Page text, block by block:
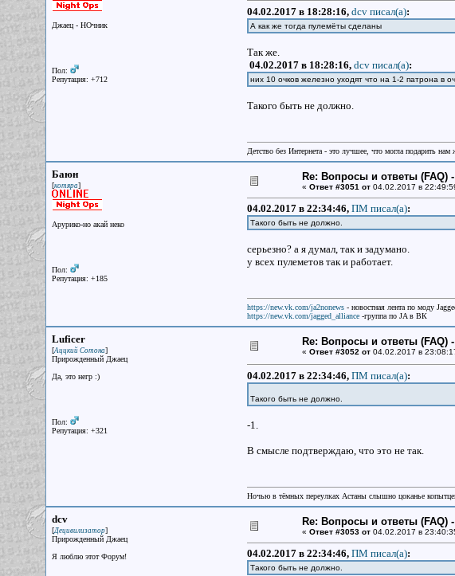
Джаец - НОчник
Пол:
Репутация: +712
04.02.2017 в 18:28:16, dcv писал(a):
А как же тогда пулемёты сделаны
Так же.
04.02.2017 в 18:28:16, dcv писал(a):
них 10 очков железно уходят что на 1-2 патрона в
Такого быть не должно.
Детство без Интернета - это лучшее, что могла подарить нам
Баюн
[котяра]
Арурико-но акай неко
Пол:
Репутация: +185
Re: Вопросы и ответы (FAQ)
« Ответ #3051 от 04.02.2017 в
04.02.2017 в 22:34:46, ПМ писал(a):
Такого быть не должно.
серьезно? а я думал, так и задумано.
у всех пулеметов так и работает.
https://new.vk.com/ja2nonews - новостная лента по моду
https://new.vk.com/jagged_alliance -группа по JA в ВК
Luficer
[Аццкий Сотона]
Прирожденный Джаец
Да, это негр :)
Пол:
Репутация: +321
Re: Вопросы и ответы (FAQ)
« Ответ #3052 от 04.02.2017 в
04.02.2017 в 22:34:46, ПМ писал(a):
Такого быть не должно.
-1.
В смысле подтверждаю, что это не так.
Ночью в тёмных переулках Астаны слышно цоканье
dcv
[Децивилизатор]
Прирожденный Джаец
Я люблю этот Форум!
Re: Вопросы и ответы (FAQ)
« Ответ #3053 от 04.02.2017 в
04.02.2017 в 22:34:46, ПМ писал(a):
Такого быть не должно.